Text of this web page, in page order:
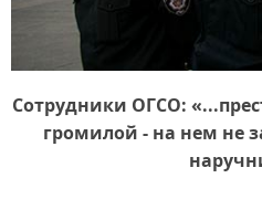
Сотрудники ОГСО:
громилой - на нем не